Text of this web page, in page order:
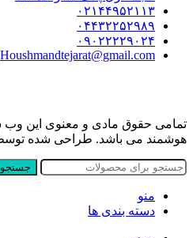
۰۲۱۴۴۹۵۲۱۱۳
۰۴۴۳۲۲۵۲۹۸۹
۰۹۰۲۲۲۲۹۰۲۴
Houshmandtejarat@gmail.com
تمامی حقوق مادی و معنوی این وب
هوشمند می باشد. طراحی شده
جستجو
منو
دسته بندی ها